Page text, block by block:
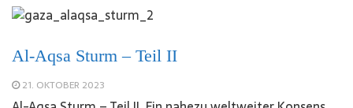
Al-Aqsa Sturm – Teil II
21. OKTOBER 2023